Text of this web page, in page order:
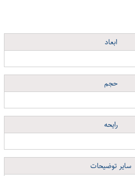
ابعاد
حجم
رایحه
سایر توضیحات